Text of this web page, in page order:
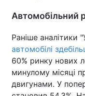
Автомобільний
Раніше аналітики
автомобілі
60% ринку нових
минулому місяці
двигунами. У